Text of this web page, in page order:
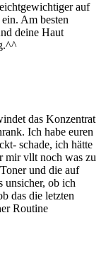
auf
Am besten
deine Haut
das Konzentrat
Ich habe euren
schade, ich hätte
mir vllt noch was zu
und die auf
unsicher, ob ich
das die letzten
Routine